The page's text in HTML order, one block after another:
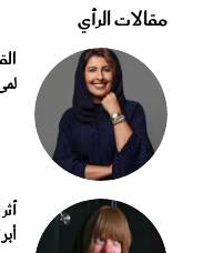
مقالات الرأي